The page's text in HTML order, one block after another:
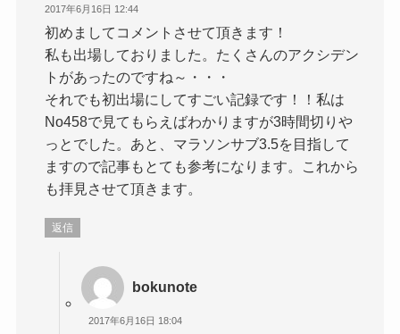
2017年6月16日 12:44
初めましてコメントさせて頂きます！
私も出場しておりました。たくさんのアクシデン
トがあったのですね～・・・
それでも初出場にしてすごい記録です！！私は
No458で見てもらえばわかりますが3時間切りや
っとでした。あと、マラソンサブ3.5を目指して
ますので記事もとても参考になります。これから
も拝見させて頂きます。
返信
bokunote
2017年6月16日 18:04